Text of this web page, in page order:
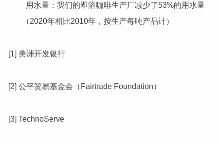
用水量：我们的即溶咖啡生产厂减少了53%的用水量
（2020年相比2010年，按生产每吨产品计）
[1] 美洲开发银行
[2] 公平贸易基金会（Fairtrade Foundation）
[3] TechnoServe